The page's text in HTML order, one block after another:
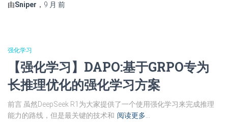
由Sniper ， 9 月 前
强化学习
【强化学习】DAPO:基于GRPO专为
长推理优化的强化学习方案
前言 虽然DeepSeek R1为大家提供了一个使用强化学习来完成推理
能力的路线，但是最关键的技术和 阅读更多…